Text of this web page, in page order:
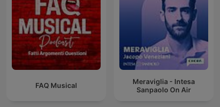
FAQ Musical
Meraviglia - Intesa
Sanpaolo On Air